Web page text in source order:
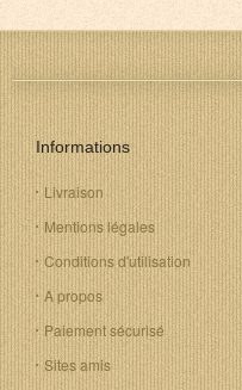
Informations
Livraison
Mentions légales
Conditions d'utilisation
A propos
Paiement sécurisé
Sites amis